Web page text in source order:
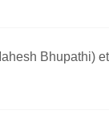
Bhupathi)